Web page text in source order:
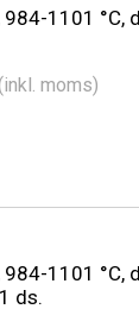
1101 °C,
moms)
984-1101 °C,
ds.